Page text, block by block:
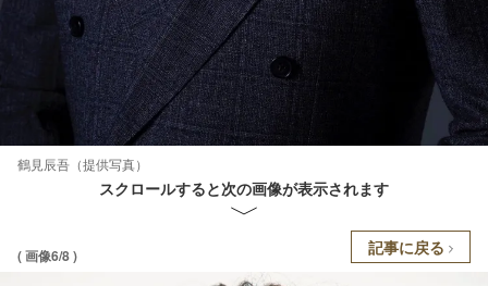
鶴見辰吾（提供写真）
スクロールすると次の画像が表示されます
( 画像6/8 ) 記事に戻る